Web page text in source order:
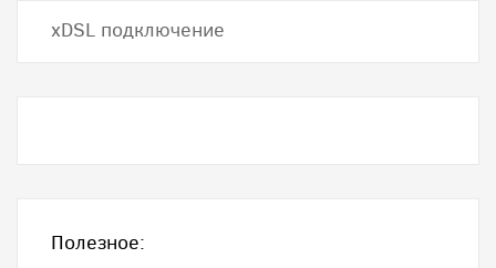
хDSL подключение
Полезное: